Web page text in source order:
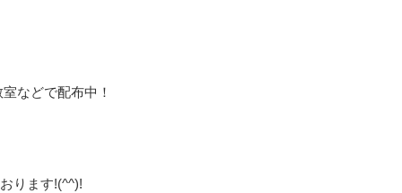
などで配布中！
ります!(^^)!